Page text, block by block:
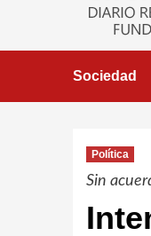
Sociedad
Política
Sin